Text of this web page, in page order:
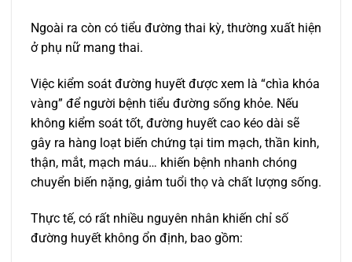
Ngoài ra còn có tiểu đường thai kỳ, thường xuất hiện
ở phụ nữ mang thai.
Việc kiểm soát đường huyết được xem là “chìa khóa
vàng” để người bệnh tiểu đường sống khỏe. Nếu
không kiểm soát tốt, đường huyết cao kéo dài sẽ
gây ra hàng loạt biến chứng tại tim mạch, thần kinh,
thận, mắt, mạch máu… khiến bệnh nhanh chóng
chuyển biến nặng, giảm tuổi thọ và chất lượng sống.
Thực tế, có rất nhiều nguyên nhân khiến chỉ số
đường huyết không ổn định, bao gồm: